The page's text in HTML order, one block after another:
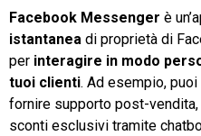
Facebook Messenger è
istantanea di proprietà di
per interagire in modo
tuoi clienti. Ad esempio,
fornire supporto post-
sconti esclusivi tramite